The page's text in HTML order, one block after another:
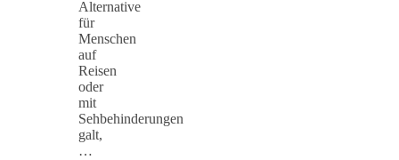
Alternative
für
Menschen
auf
Reisen
oder
mit
Sehbehinderungen
galt,
…